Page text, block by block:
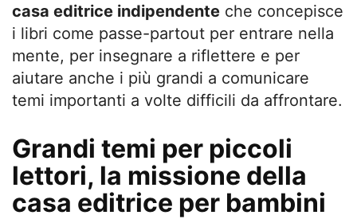
casa editrice indipendente che concepisce
i libri come passe-partout per entrare nella
mente, per insegnare a riflettere e per
aiutare anche i più grandi a comunicare
temi importanti a volte difficili da affrontare.
Grandi temi per piccoli
lettori, la missione della
casa editrice per bambini